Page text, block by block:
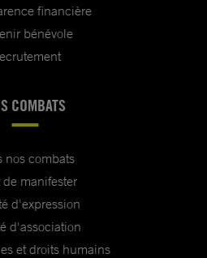
financière
bénévole
COMBATS
nos combats
de manifester
d'expression
d'association
et droits humains